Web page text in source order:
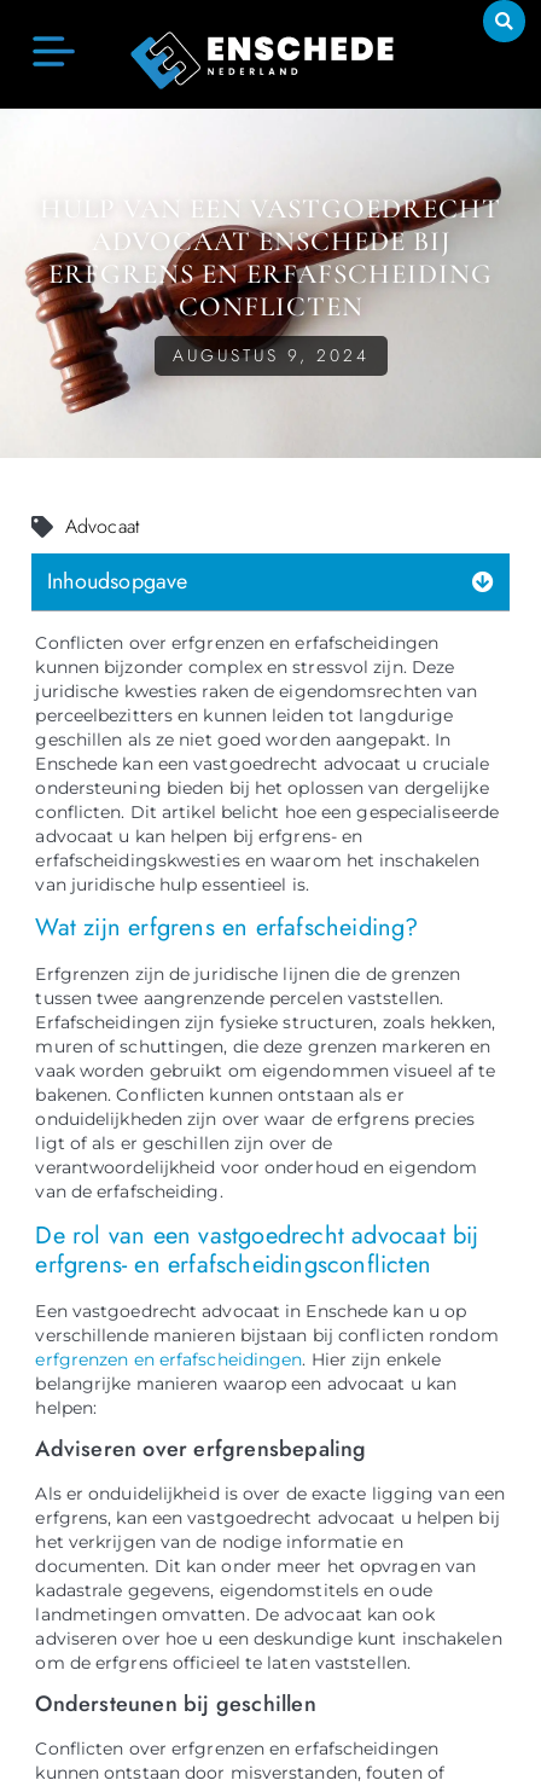
HULP VAN EEN VASTGOEDRECHT
ADVOCAAT ENSCHEDE BIJ
ERFGRENS EN ERFAFSCHEIDING
CONFLICTEN
AUGUSTUS 9, 2024
Conflicten over erfgrenzen en erfafscheidingen
kunnen bijzonder complex en stressvol zijn. Deze
juridische kwesties raken de eigendomsrechten van
perceelbezitters en kunnen leiden tot langdurige
geschillen als ze niet goed worden aangepakt. In
Enschede kan een vastgoedrecht advocaat u cruciale
ondersteuning bieden bij het oplossen van dergelijke
conflicten. Dit artikel belicht hoe een gespecialiseerde
advocaat u kan helpen bij erfgrens- en
erfafscheidingskwesties en waarom het inschakelen
van juridische hulp essentieel is.
Wat zijn erfgrens en erfafscheiding?
Erfgrenzen zijn de juridische lijnen die de grenzen
tussen twee aangrenzende percelen vaststellen.
Erfafscheidingen zijn fysieke structuren, zoals hekken,
muren of schuttingen, die deze grenzen markeren en
vaak worden gebruikt om eigendommen visueel af te
bakenen. Conflicten kunnen ontstaan als er
onduidelijkheden zijn over waar de erfgrens precies
ligt of als er geschillen zijn over de
verantwoordelijkheid voor onderhoud en eigendom
van de erfafscheiding.
De rol van een vastgoedrecht advocaat bij
erfgrens- en erfafscheidingsconflicten
Een vastgoedrecht advocaat in Enschede kan u op
verschillende manieren bijstaan bij conflicten rondom
erfgrenzen en erfafscheidingen. Hier zijn enkele
belangrijke manieren waarop een advocaat u kan
helpen:
Adviseren over erfgrensbepaling
Als er onduidelijkheid is over de exacte ligging van een
erfgrens, kan een vastgoedrecht advocaat u helpen bij
het verkrijgen van de nodige informatie en
documenten. Dit kan onder meer het opvragen van
kadastrale gegevens, eigendomstitels en oude
landmetingen omvatten. De advocaat kan ook
adviseren over hoe u een deskundige kunt inschakelen
om de erfgrens officieel te laten vaststellen.
Ondersteunen bij geschillen
Conflicten over erfgrenzen en erfafscheidingen
kunnen ontstaan door misverstanden, fouten of
Advocaat
Inhoudsopgave